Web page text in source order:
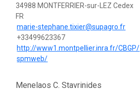
34988 MONTFERRIER-sur-LEZ Cedex
FR
marie-stephane.tixier@supagro.fr
+33499623367
http://www1.montpellier.inra.fr/CBGP/
spmweb/
Menelaos C. Stavrinides